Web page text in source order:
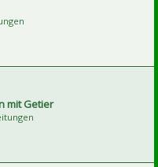
mit Getier